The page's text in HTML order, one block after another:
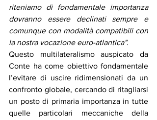
riteniamo di fondamentale importanza
dovranno essere declinati sempre e
comunque con modalità compatibili con
la nostra vocazione euro-atlantica".
Questo multilateralismo auspicato da
Conte ha come obiettivo fondamentale
l’evitare di uscire ridimensionati da un
confronto globale, cercando di ritagliarsi
un posto di primaria importanza in tutte
quelle particolari meccaniche della